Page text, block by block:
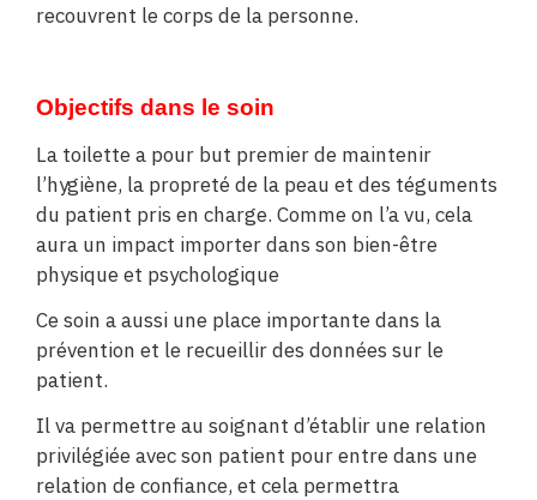
recouvrent le corps de la personne.
Objectifs dans le soin
La toilette a pour but premier de maintenir
l’hygiène, la propreté de la peau et des téguments
du patient pris en charge. Comme on l’a vu, cela
aura un impact importer dans son bien-être
physique et psychologique
Ce soin a aussi une place importante dans la
prévention et le recueillir des données sur le
patient.
Il va permettre au soignant d’établir une relation
privilégiée avec son patient pour entre dans une
relation de confiance, et cela permettra